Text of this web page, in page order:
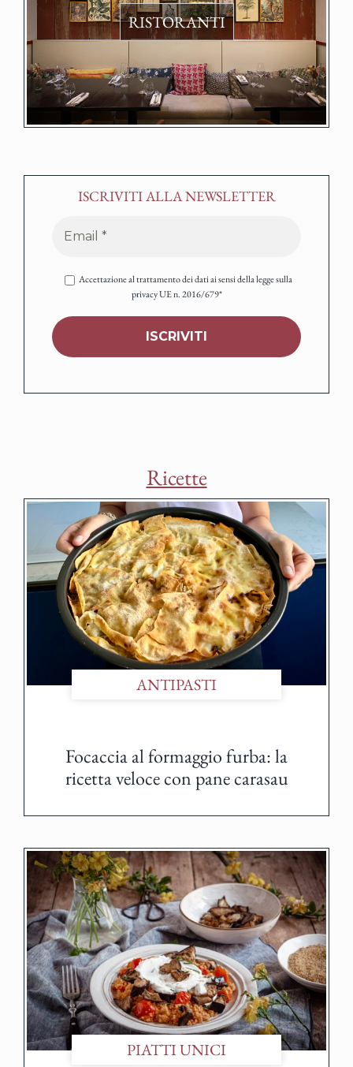
RISTORANTI
ISCRIVITI ALLA NEWSLETTER
Accettazione al trattamento dei dati ai sensi della legge sulla
privacy UE n. 2016/679*
Ricette
ANTIPASTI
Focaccia al formaggio furba: la
ricetta veloce con pane carasau
PIATTI UNICI